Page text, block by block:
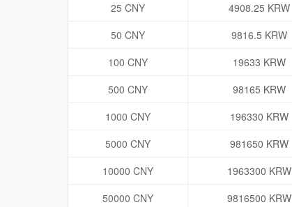
25 CNY
4908.25 KRW
50 CNY
9816.5 KRW
100 CNY
19633 KRW
500 CNY
98165 KRW
1000 CNY
196330 KRW
5000 CNY
981650 KRW
10000 CNY
1963300 KRW
50000 CNY
9816500 KRW